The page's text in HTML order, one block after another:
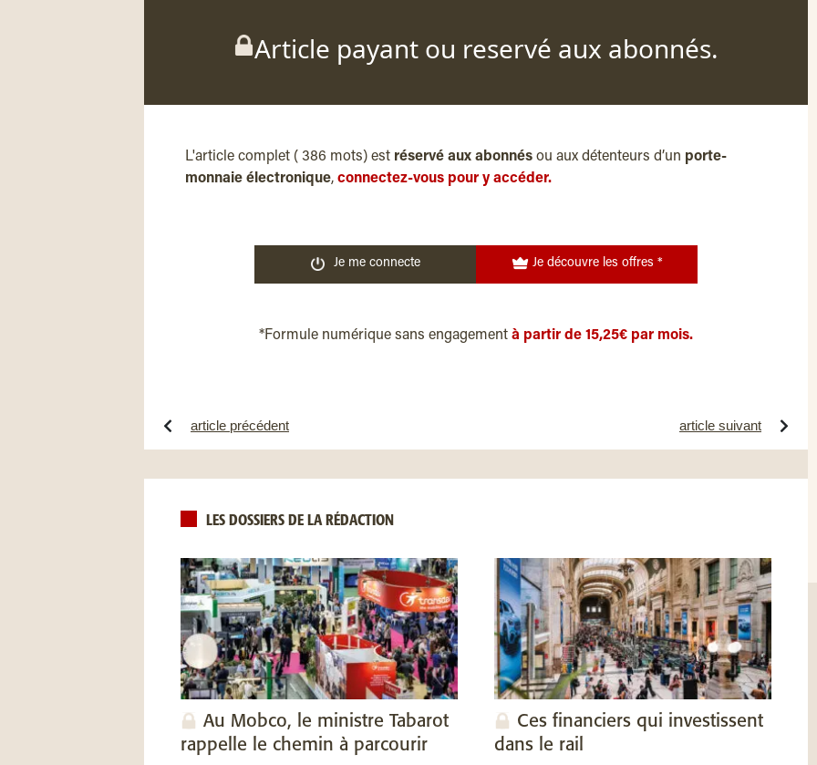
Article payant ou reservé aux abonnés.
L'article complet ( 386 mots) est réservé aux abonnés ou aux détenteurs d’un porte-
monnaie électronique, connectez-vous pour y accéder.
Je me connecte Je découvre les offres *
*Formule numérique sans engagement à partir de 15,25€ par mois.
article précédent article suivant
LES DOSSIERS DE LA RÉDACTION
Au Mobco, le ministre Tabarot
rappelle le chemin à parcourir
Ces financiers qui investissent
dans le rail